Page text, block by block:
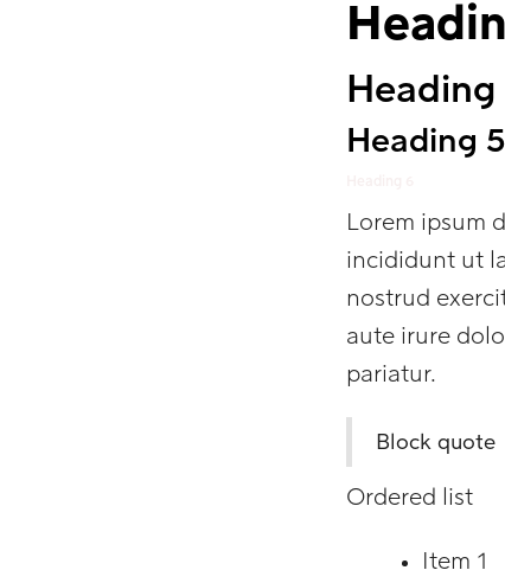
Heading
Heading 5
Lorem ipsum
incididunt ut
nostrud
aute irure
pariatur.
Block quote
Ordered list
Item 1